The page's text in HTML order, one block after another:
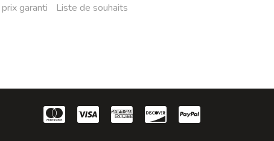
garanti
Liste de souhaits